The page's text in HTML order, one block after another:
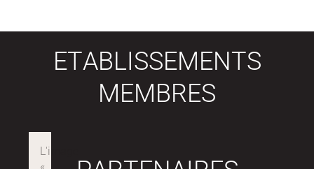
ETABLISSEMENTS
MEMBRES